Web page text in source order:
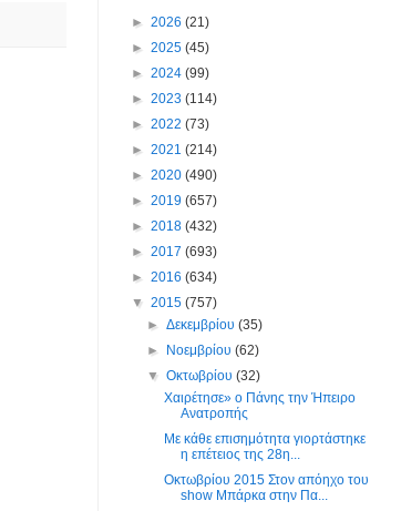
► 2026 (21)
► 2025 (45)
► 2024 (99)
► 2023 (114)
► 2022 (73)
► 2021 (214)
► 2020 (490)
► 2019 (657)
► 2018 (432)
► 2017 (693)
► 2016 (634)
▼ 2015 (757)
►Δεκεμβρίου(35)
► Νοεμβρίου(62)
▼Οκτωβρίου(32)
Χαιρέτησε» ο Πάνης την Ήπειρο
Ανατροπής
Με κάθε επισημότητα γιορτάστηκε
η επέτειος της 28η...
Οκτωβρίου 2015 Στον απόηχο του
show Μπάρκα στην Πα...